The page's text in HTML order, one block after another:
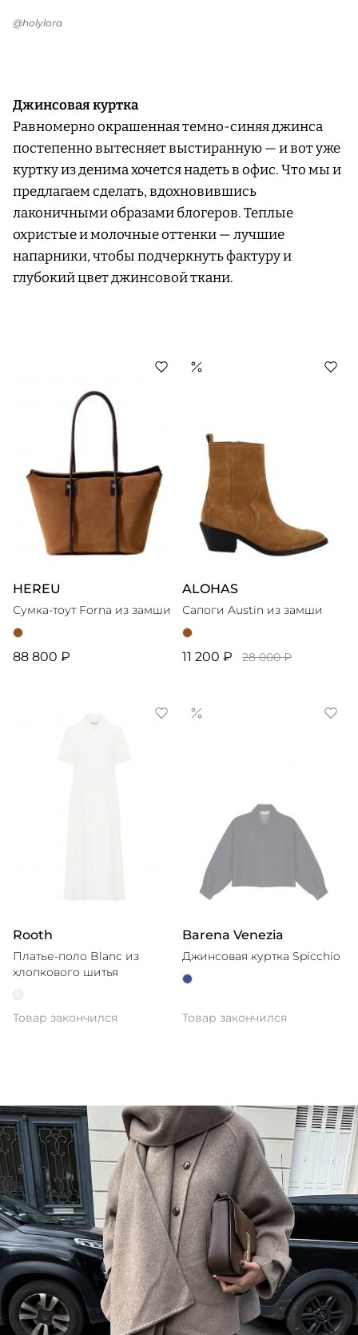
@holylora
Джинсовая куртка
Равномерно окрашенная темно-синяя джинса
постепенно вытесняет выстиранную — и вот уже
куртку из денима хочется надеть в офис. Что мы и
предлагаем сделать, вдохновившись
лаконичными образами блогеров. Теплые
охристые и молочные оттенки — лучшие
напарники, чтобы подчеркнуть фактуру и
глубокий цвет джинсовой ткани.
HEREU
Сумка-тоут Forna из замши
88 800 ₽
ALOHAS
Сапоги Austin из замши
11 200 ₽ 28 000 ₽
Rooth
Платье-поло Blanc из
хлопкового шитья
Товар закончился
Barena Venezia
Джинсовая куртка Spicchio
Товар закончился